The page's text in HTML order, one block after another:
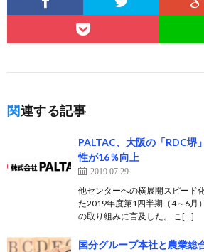
関連する記事
PALTAC、大阪の「RDC堺
性が16％向上
2019.07.29
他センターへの横展開スピード
た2019年度第1四半期（4～6月
の取り組みに言及した。 こ[…]
国分グループ本社と農業総